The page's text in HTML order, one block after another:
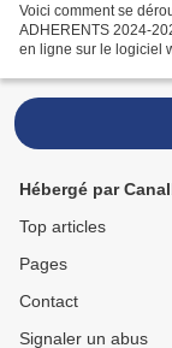
Voici comment se
ADHERENTS 2024-
en ligne sur le logiciel
Hébergé par
Top articles
Pages
Contact
Signaler un abus